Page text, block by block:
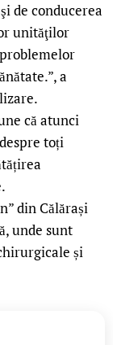
de conducerea
unităţilor
a
că atunci
toți
din Călărași
unde sunt
și